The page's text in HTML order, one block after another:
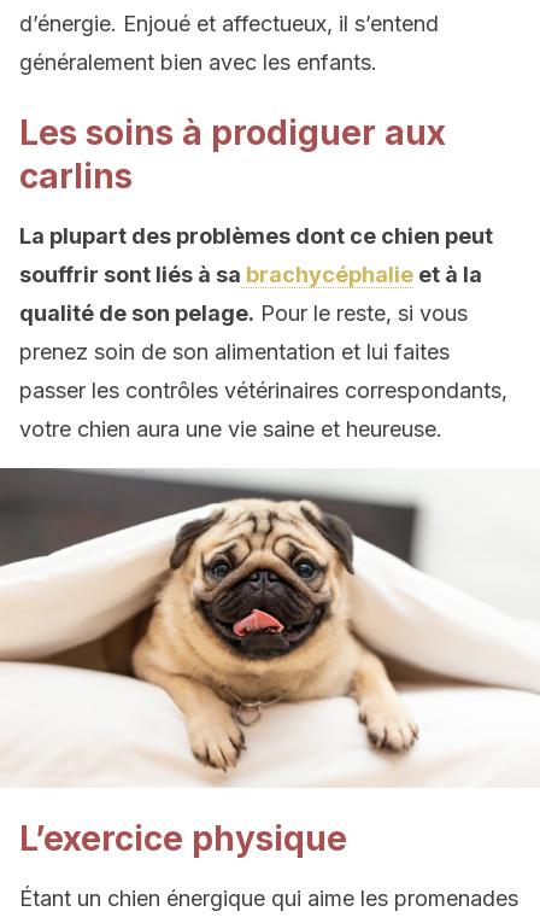
d’énergie. Enjoué et affectueux, il s’entend
généralement bien avec les enfants.
Les soins à prodiguer aux
carlins
La plupart des problèmes dont ce chien peut
souffrir sont liés à sa brachycéphalie et à la
qualité de son pelage. Pour le reste, si vous
prenez soin de son alimentation et lui faites
passer les contrôles vétérinaires correspondants,
votre chien aura une vie saine et heureuse.
L’exercice physique
Étant un chien énergique qui aime les promenades